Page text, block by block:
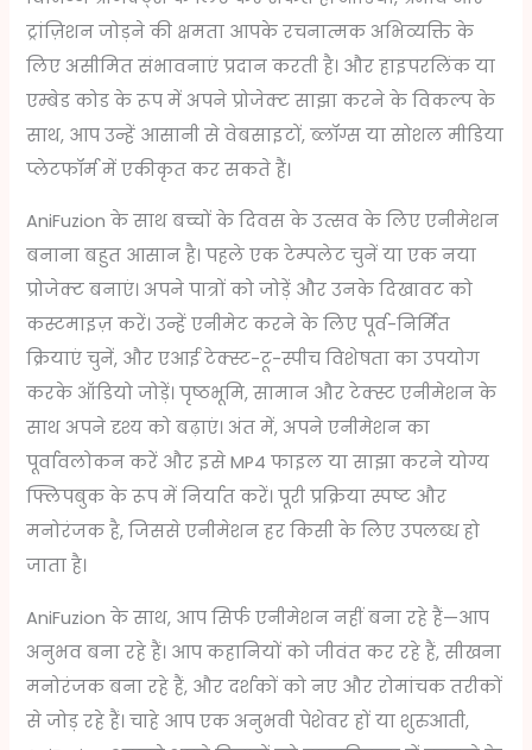
ट्रांज़िशन जोड़ने की क्षमता आपके रचनात्मक अभिव्यक्ति के
लिए असीमित संभावनाएं प्रदान करती है। और हाइपरलिंक या
एम्बेड कोड के रूप में अपने प्रोजेक्ट साझा करने के विकल्प के
साथ, आप उन्हें आसानी से वेबसाइटों, ब्लॉग्स या सोशल मीडिया
प्लेटफॉर्म में एकीकृत कर सकते हैं।
AniFuzion के साथ बच्चों के दिवस के उत्सव के लिए एनीमेशन
बनाना बहुत आसान है। पहले एक टेम्पलेट चुनें या एक नया
प्रोजेक्ट बनाएं। अपने पात्रों को जोड़ें और उनके दिखावट को
कस्टमाइज़ करें। उन्हें एनीमेट करने के लिए पूर्व-निर्मित
क्रियाएं चुनें, और एआई टेक्स्ट-टू-स्पीच विशेषता का उपयोग
करके ऑडियो जोड़ें। पृष्ठभूमि, सामान और टेक्स्ट एनीमेशन के
साथ अपने दृश्य को बढ़ाएं। अंत में, अपने एनीमेशन का
पूर्वावलोकन करें और इसे MP4 फाइल या साझा करने योग्य
फ्लिपबुक के रूप में निर्यात करें। पूरी प्रक्रिया स्पष्ट और
मनोरंजक है, जिससे एनीमेशन हर किसी के लिए उपलब्ध हो
जाता है।
AniFuzion के साथ, आप सिर्फ एनीमेशन नहीं बना रहे हैं—आप
अनुभव बना रहे हैं। आप कहानियों को जीवंत कर रहे हैं, सीखना
मनोरंजक बना रहे हैं, और दर्शकों को नए और रोमांचक तरीकों
से जोड़ रहे हैं। चाहे आप एक अनुभवी पेशेवर हों या शुरुआती,